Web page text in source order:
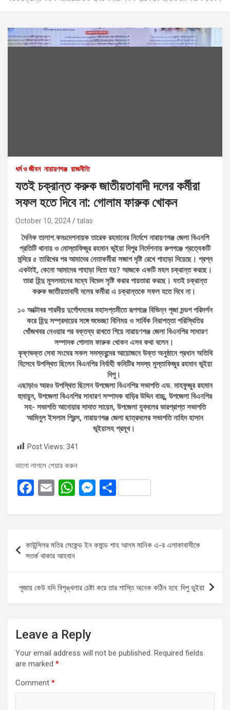
ধর্ম ও জীবন নারায়ণগঞ্জ রাজনীতি
যতই চক্রান্ত করুক জাতীয়তাবাদী দলের কর্মীরা
সফল হতে দিবে না: গোলাম ফারুক খোকন
October 10, 2024 talas
দৈনিক তালাশ.কমঃদেশনায়ক তারেক রহমানের নির্দেশে নারায়ণগঞ্জ জেলা বিএনপি
প্রতিটি থানায় ও মোস্তাফিজুর রহমান ভূইয়া দিপুর নির্দেশনায় রুপগঞ্জে প্রত্যেকটি
মন্দিরে ৫ তারিখের পর আমাদের নেতাকর্মীরা সজাগ দৃষ্টি রেখে পাহাড়া দিয়েছে। প্রশ্ন
একটাই, কেনো আমাদের পাহাড়া দিতে হয়? আজকে একটি মহল চক্রান্ত করছে।
তারা হিন্দু মুসলমানের মধ্যে বিভেদ সৃষ্টি করার পায়তারা করছে। যতই চক্রান্ত
করুক জাতীয়তাবাদী দলের কর্মীরা এ চক্রান্তকে সফল হতে দিবে না।
১০ অক্টোবর শারদীয় দুর্গোৎসবের মহাসপ্তমীতে রূপগঞ্জে বিভিন্ন পূজা মন্ডপ পরিদর্শন
করে হিন্দু সম্প্রদায়ের সঙ্গে শুভেচ্ছা বিনিময় ও সার্বিক নিরাপত্তা পরিস্থিতির
খোঁজখবর নেওয়ার পর বক্তব্য রাখতে গিয়ে নারায়ণগঞ্জ জেলা বিএনপির সাধারণ
সম্পাদক গোলাম ফারুক খোকন এসব কথা বলেন।
কৃষ্ণভক্ত সেবা সংঘের সকল সদস্যবৃন্দের আয়োজনে উক্ত অনুষ্ঠানে প্রধান অতিথি
হিসেবে উপস্থিত ছিলেন বিএনপির নির্বাহী কমিটির সদস্য মুস্তাফিজুর রহমান ভুইয়া
দিপু।
এছাড়াও আরও উপস্থিত ছিলেন উপজেলা বিএনপির সভাপতি এড. মাহফুজুর রহমান
হুমায়ুন, উপজেলা বিএনপির সাধারণ সম্পাদক বাড়ির উদ্দিন বাচ্চু, উপজেলা বিএনপির
সহ- সভাপতি আনোয়ার সাদাত সায়েম, উপজেলা যুবদলের ভারপ্রাপ্ত সভাপতি
আমিনুল ইসলাম প্রিন্স, নারায়ণগঞ্জ জেলা ছাত্রদলের সভাপতি নাহিদ হাসান
ভূইয়াসহ প্রমূখ।
Post Views: 341
ভালো লাগলে শেয়ার করুন
F
ce
b
o
o
k
E
ail
W
at
A
p
p
M
se
g
er
S
ar
navigation
কাউন্সিলর মতির সেকেন্ড ইন কমান্ড শাহ আলম মানিক এ-র এলাকাবাসীকে
সতর্ক থাকার আহবান
পূজায় কেউ যদি বিশৃঙ্খলার চেষ্টা করে তার শাস্তি অনেক কঠিন হবে: দিপু ভুইয়া
Leave a Reply
Your email address will not be published. Required fields
are marked *
Comment *